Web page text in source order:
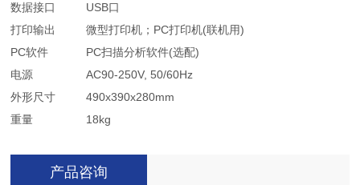
数据接口
USB口
打印输出
微型打印机；PC打印机(联机用)
PC软件
PC扫描分析软件(选配)
电源
AC90-250V, 50/60Hz
外形尺寸
490x390x280mm
重量
18kg
产品咨询